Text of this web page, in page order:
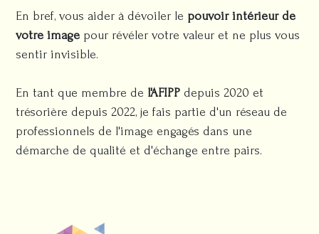
En bref, vous aider à dévoiler le pouvoir intérieur de
votre image pour révéler votre valeur et ne plus vous
sentir invisible.
En tant que membre de l'AFIPP depuis 2020 et
trésorière depuis 2022, je fais partie d'un réseau de
professionnels de l'image engagés dans une
démarche de qualité et d'échange entre pairs.